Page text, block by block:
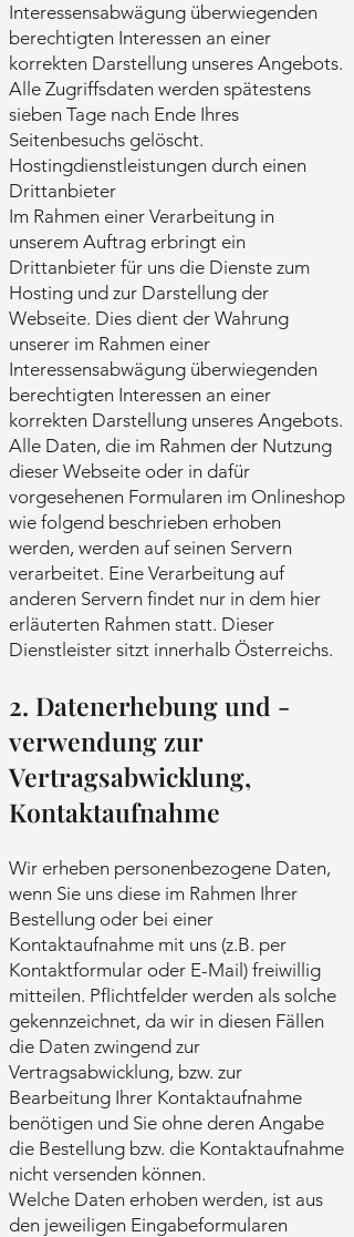
Interessensabwägung überwiegenden
berechtigten Interessen an einer
korrekten Darstellung unseres Angebots.
Alle Zugriffsdaten werden spätestens
sieben Tage nach Ende Ihres
Seitenbesuchs gelöscht.
Hostingdienstleistungen durch einen
Drittanbieter
Im Rahmen einer Verarbeitung in
unserem Auftrag erbringt ein
Drittanbieter für uns die Dienste zum
Hosting und zur Darstellung der
Webseite. Dies dient der Wahrung
unserer im Rahmen einer
Interessensabwägung überwiegenden
berechtigten Interessen an einer
korrekten Darstellung unseres Angebots.
Alle Daten, die im Rahmen der Nutzung
dieser Webseite oder in dafür
vorgesehenen Formularen im Onlineshop
wie folgend beschrieben erhoben
werden, werden auf seinen Servern
verarbeitet. Eine Verarbeitung auf
anderen Servern findet nur in dem hier
erläuterten Rahmen statt. Dieser
Dienstleister sitzt innerhalb Österreichs.
2. Datenerhebung und -
verwendung zur
Vertragsabwicklung,
Kontaktaufnahme
Wir erheben personenbezogene Daten,
wenn Sie uns diese im Rahmen Ihrer
Bestellung oder bei einer
Kontaktaufnahme mit uns (z.B. per
Kontaktformular oder E-Mail) freiwillig
mitteilen. Pflichtfelder werden als solche
gekennzeichnet, da wir in diesen Fällen
die Daten zwingend zur
Vertragsabwicklung, bzw. zur
Bearbeitung Ihrer Kontaktaufnahme
benötigen und Sie ohne deren Angabe
die Bestellung bzw. die Kontaktaufnahme
nicht versenden können.
Welche Daten erhoben werden, ist aus
den jeweiligen Eingabeformularen